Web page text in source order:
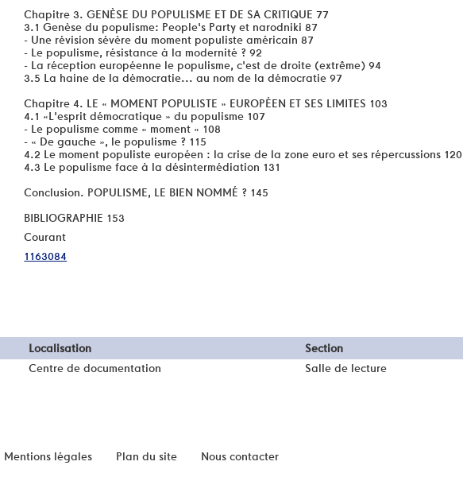
Chapitre 3. GENÈSE DU POPULISME ET DE SA CRITIQUE 77
3.1 Genèse du populisme: People's Party et narodniki 87
- Une révision sévère du moment populiste américain 87
- Le populisme, résistance à la modernité ? 92
- La réception européenne le populisme, c'est de droite (extrême) 94
3.5 La haine de la démocratie... au nom de la démocratie 97
Chapitre 4. LE « MOMENT POPULISTE » EUROPÉEN ET SES LIMITES 103
4.1 «L'esprit démocratique » du populisme 107
- Le populisme comme « moment » 108
- « De gauche », le populisme ? 115
4.2 Le moment populiste européen : la crise de la zone euro et ses répercussions 120
4.3 Le populisme face à la désintermédiation 131
Conclusion. POPULISME, LE BIEN NOMMÉ ? 145
BIBLIOGRAPHIE 153
Courant
1163084
Localisation Section
Centre de documentation Salle de lecture
Mentions légales Plan du site Nous contacter